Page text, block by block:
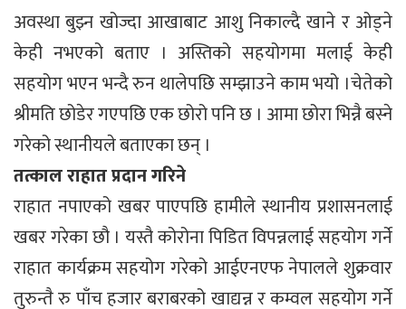
अवस्था बुझ्न खोज्दा आखाबाट आशु निकाल्दै खाने र ओड्ने
केही नभएको बताए । अस्तिको सहयोगमा मलाई केही
सहयोग भएन भन्दै रुन थालेपछि सम्झाउने काम भयो ।चेतेको
श्रीमति छोडेर गएपछि एक छोरो पनि छ । आमा छोरा भिन्नै बस्ने
गरेको स्थानीयले बताएका छन् ।
तत्काल राहात प्रदान गरिने
राहात नपाएको खबर पाएपछि हामीले स्थानीय प्रशासनलाई
खबर गरेका छौ । यस्तै कोरोना पिडित विपन्नलाई सहयोग गर्ने
राहात कार्यक्रम सहयोग गरेको आईएनएफ नेपालले शुक्रवार
तुरुन्तै रु पाँच हजार बराबरको खाद्यन्न र कम्वल सहयोग गर्ने